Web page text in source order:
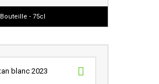
Bouteille - 75cl